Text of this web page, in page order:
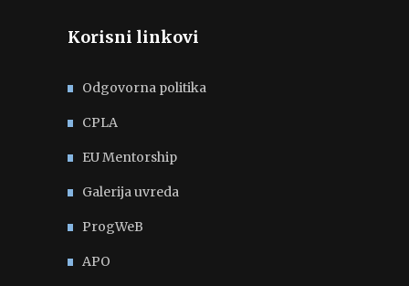
Korisni linkovi
Odgovorna politika
CPLA
EU Mentorship
Galerija uvreda
ProgWeB
APO